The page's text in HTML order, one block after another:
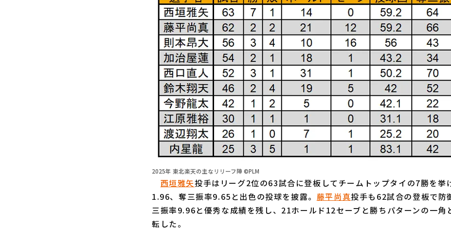
2025年 東北楽天の主なリリーフ陣 ©PLM
西垣雅矢投手はリーグ2位の63試合に登板してチームトップタイの7勝を挙
1.96、奪三振率9.65と出色の投球を披露。 藤平尚真投手も62試合の登板で防
三振率9.96と優秀な成績を残し、21ホールド12セーブと勝ちパターンの一角
転した。